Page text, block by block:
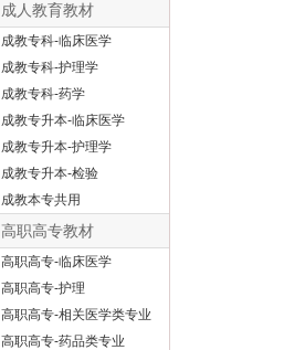
成人教育教材
成教专科-临床医学
成教专科-护理学
成教专科-药学
成教专升本-临床医学
成教专升本-护理学
成教专升本-检验
成教本专共用
高职高专教材
高职高专-临床医学
高职高专-护理
高职高专-相关医学类专业
高职高专-药品类专业